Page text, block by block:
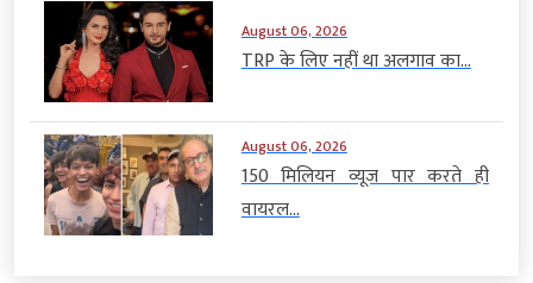
August 06, 2026
TRP के लिए नहीं था अलगाव का...
August 06, 2026
150 मिलियन व्यूज पार करते ही
वायरल...